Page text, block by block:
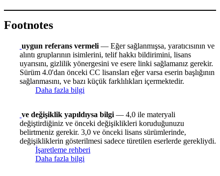
Footnotes
uygun referans vermeli — Eğer sağlanmışsa, yaratıcısının ve
alıntı gruplarının isimlerini, telif hakkı bildirimini, lisans
uyarısını, gizlilik yönergesini ve esere linki sağlamanız gerekir.
Sürüm 4.0'dan önceki CC lisansları eğer varsa eserin başlığının
sağlanmasını, ve bazı küçük farklılıkları içermektedir.
Daha fazla bilgi
ve değişiklik yapıldıysa bilgi — 4,0 ile materyali
değiştirdiğiniz ve önceki değişiklikleri koruduğunuzu
belirtmeniz gerekir. 3,0 ve önceki lisans sürümlerinde,
değişikliklerin gösterilmesi sadece türetilen eserlerde gerekliydi.
İşaretleme rehberi
Daha fazla bilgi